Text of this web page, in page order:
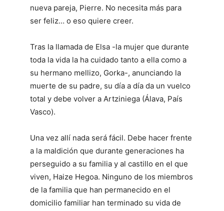
nueva pareja, Pierre. No necesita más para
ser feliz… o eso quiere creer.
Tras la llamada de Elsa -la mujer que durante
toda la vida la ha cuidado tanto a ella como a
su hermano mellizo, Gorka-, anunciando la
muerte de su padre, su día a día da un vuelco
total y debe volver a Artziniega (Álava, País
Vasco).
Una vez allí nada será fácil. Debe hacer frente
a la maldición que durante generaciones ha
perseguido a su familia y al castillo en el que
viven, Haize Hegoa. Ninguno de los miembros
de la familia que han permanecido en el
domicilio familiar han terminado su vida de